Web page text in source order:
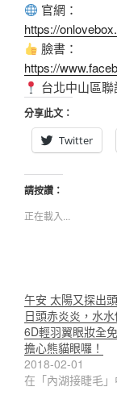
官網：
https://
臉書：
https://
台北中山區
分享此文：
Twitter
請按讚：
正在載入...
午安 太陽又探出
日頭赤炎炎，水
6D輕羽翼眼妝全
擔心熊貓眼囉！
2018-02-01
在「內湖接睫毛」